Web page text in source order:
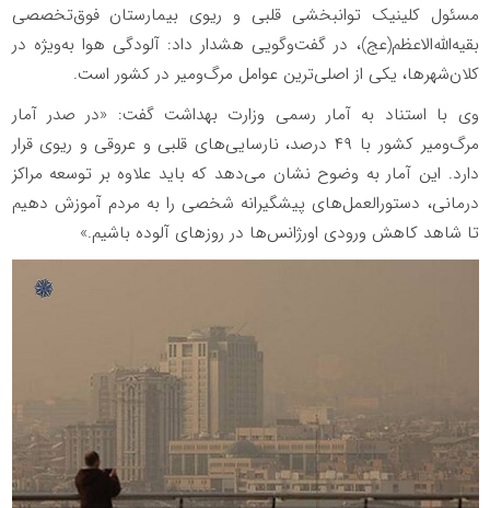
مسئول کلینیک توانبخشی قلبی و ریوی بیمارستان فوق‌تخصصی
بقیه‌الله‌الاعظم(عج)، در گفت‌وگویی هشدار داد: آلودگی هوا به‌ویژه در
کلان‌شهرها، یکی از اصلی‌ترین عوامل مرگ‌ومیر در کشور است.
وی با استناد به آمار رسمی وزارت بهداشت گفت: «در صدر آمار
مرگ‌ومیر کشور با ۴۹ درصد، نارسایی‌های قلبی و عروقی و ریوی قرار
دارد. این آمار به وضوح نشان می‌دهد که باید علاوه بر توسعه مراکز
درمانی، دستورالعمل‌های پیشگیرانه شخصی را به مردم آموزش دهیم
تا شاهد کاهش ورودی اورژانس‌ها در روزهای آلوده باشیم.»